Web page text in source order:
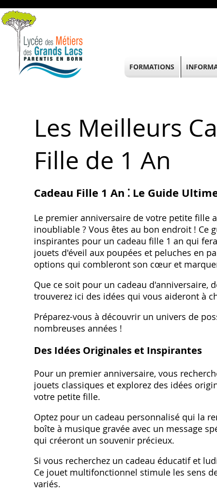
Les Meilleurs
Fille de 1 An
Cadeau Fille 1 An ⁚ Le Guide
Le premier anniversaire de votre petite fille
inoubliable ? Vous êtes au bon endroit ! Ce
inspirantes pour un cadeau fille 1 an qui
jouets d'éveil aux poupées et peluches en
options qui combleront son cœur et
Que ce soit pour un cadeau
trouverez ici des idées qui vous aideront à
Préparez-vous à découvrir un univers de
nombreuses années !
Des Idées Originales et Inspirantes
Pour un premier anniversaire, vous
jouets classiques et explorez des idées
votre petite fille.
Optez pour un cadeau personnalisé qui la
boîte à musique gravée avec un message
qui créeront un souvenir précieux.
Si vous recherchez un cadeau éducatif et
Ce jouet multifonctionnel stimule les sens
variés.
FORMATIONS